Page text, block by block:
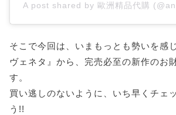
A post shared by 歐洲精品代購
そこで今回は、いまもっとも勢いを感
ヴェネタ』から、完売必至の新作のお
す。
買い逃しのないように、いち早くチェ
う!!